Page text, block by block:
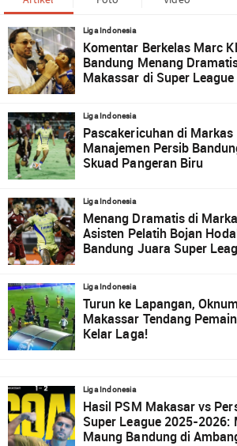
Liga Indonesia
Komentar Berkelas Marc
Bandung Menang
Makassar di Super
Liga Indonesia
Pascakericuhan di Markas
Manajemen Persib
Skuad Pangeran Biru
Liga Indonesia
Menang Dramatis di
Asisten Pelatih Bojan
Bandung Juara Super
Liga Indonesia
Turun ke Lapangan,
Makassar Tendang
Kelar Laga!
Liga Indonesia
Hasil PSM Makasar vs
Super League 2025-2026:
Maung Bandung di